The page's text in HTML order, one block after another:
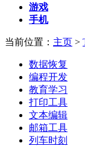
游戏
手机
当前位置： 主页 >
数据恢复
编程开发
教育学习
打印工具
文本编辑
邮箱工具
列车时刻